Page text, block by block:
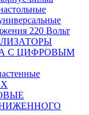
220 Вольт
С ЦИФРОВЫМ